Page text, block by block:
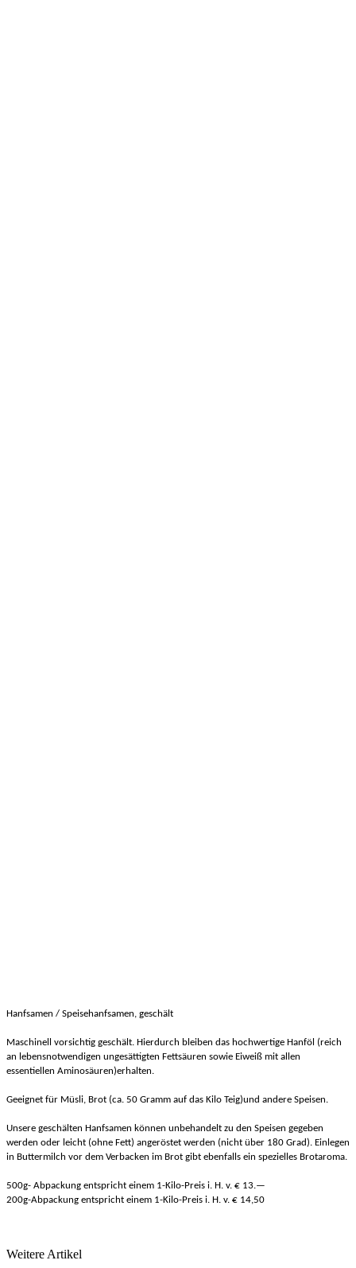
Hanfsamen / Speisehanfsamen, geschält
Maschinell vorsichtig geschält. Hierdurch bleiben das hochwertige Hanföl (reich
an lebensnotwendigen ungesättigten Fettsäuren sowie Eiweiß mit allen
essentiellen Aminosäuren)erhalten.
Geeignet für Müsli, Brot (ca. 50 Gramm auf das Kilo Teig)und andere Speisen.
Unsere geschälten Hanfsamen können unbehandelt zu den Speisen gegeben
werden oder leicht (ohne Fett) angeröstet werden (nicht über 180 Grad). Einlegen
in Buttermilch vor dem Verbacken im Brot gibt ebenfalls ein spezielles Brotaroma.
500g- Abpackung entspricht einem 1-Kilo-Preis i. H. v. € 13.—
200g-Abpackung entspricht einem 1-Kilo-Preis i. H. v. € 14,50
Weitere Artikel